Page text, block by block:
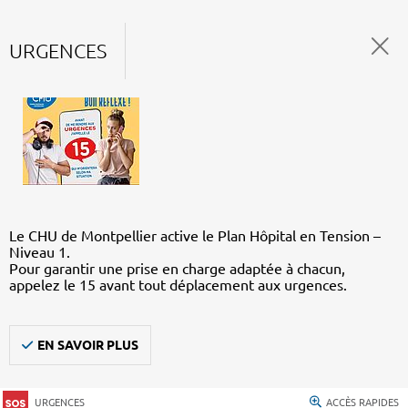
URGENCES
Le CHU de Montpellier active le Plan Hôpital en Tension –
Niveau 1.
Pour garantir une prise en charge adaptée à chacun,
appelez le 15 avant tout déplacement aux urgences.
EN SAVOIR PLUS
URGENCES ACCÈS RAPIDES